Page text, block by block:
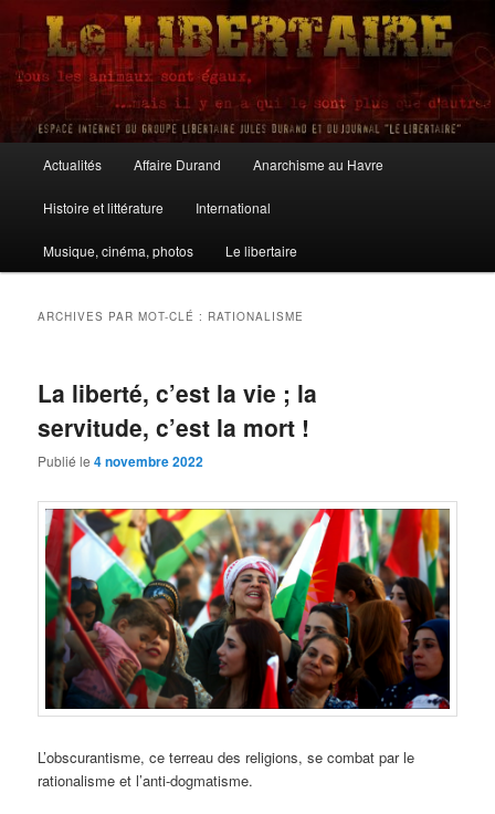
Aller
contenu
principal
Aller
contenu
secondaire
Le Libertaire
principal
Actualités Affaire Durand Anarchisme au Havre
Histoire et littérature International
Musique, cinéma, photos Le libertaire
ARCHIVES PAR MOT-CLÉ : RATIONALISME
La liberté, c’est la vie ; la
servitude, c’est la mort !
Publié le4 novembre 2022
L’obscurantisme, ce terreau des religions, se combat par le
rationalisme et l’anti-dogmatisme.